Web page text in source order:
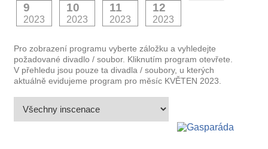
9
2023
10
2023
11
2023
12
2023
Pro zobrazení programu vyberte záložku a vyhledejte
požadované divadlo / soubor. Kliknutím program otevřete.
V přehledu jsou pouze ta divadla / soubory, u kterých
aktuálně evidujeme program pro měsíc KVĚTEN 2023.